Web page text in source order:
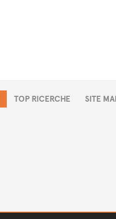
TOP RICERCHE SITE